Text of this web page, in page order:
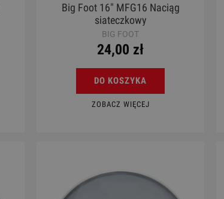
Big Foot 16" MFG16 Naciąg
siateczkowy
BIG FOOT
24,00 zł
DO KOSZYKA
ZOBACZ WIĘCEJ